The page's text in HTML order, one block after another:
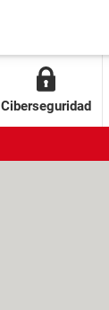
Ciberseguridad